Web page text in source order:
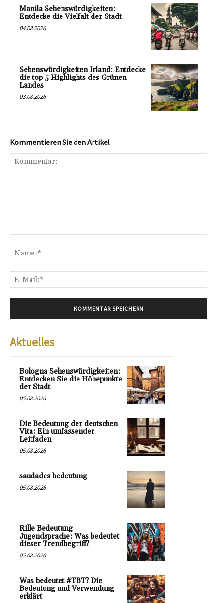
Manila Sehenswürdigkeiten:
Entdecke die Vielfalt der Stadt
04.08.2026
Sehenswürdigkeiten Irland: Entdecke
die top 5 Highlights des Grünen
Landes
03.08.2026
Kommentieren Sie den Artikel
Aktuelles
Bologna Sehenswürdigkeiten:
Entdecken Sie die Höhepunkte
der Stadt
05.08.2026
Die Bedeutung der deutschen
Vita: Ein umfassender
Leitfaden
05.08.2026
saudades bedeutung
05.08.2026
Rille Bedeutung
Jugendsprache: Was bedeutet
dieser Trendbegriff?
05.08.2026
Was bedeutet #TBT? Die
Bedeutung und Verwendung
erklärt